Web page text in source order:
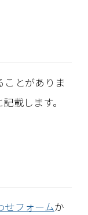
ことがありま
載します。
せフォームか